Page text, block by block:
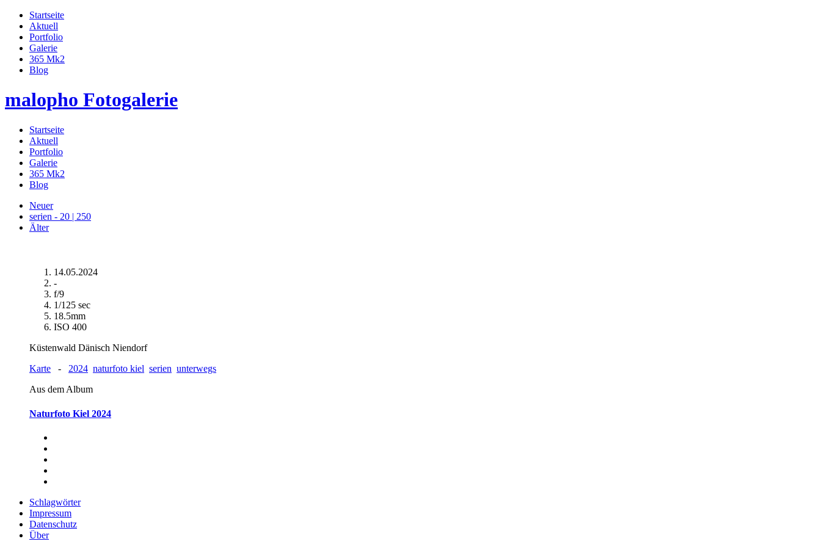
Startseite
Aktuell
Portfolio
Galerie
365 Mk2
Blog
malopho Fotogalerie
Startseite
Aktuell
Portfolio
Galerie
365 Mk2
Blog
Neuer
serien - 20 | 250
Älter
14.05.2024
-
f/9
1/125 sec
18.5mm
ISO 400
Küstenwald Dänisch Niendorf
Karte - 2024 naturfoto kiel serien unterwegs
Aus dem Album
Naturfoto Kiel 2024
Schlagwörter
Impressum
Datenschutz
Über